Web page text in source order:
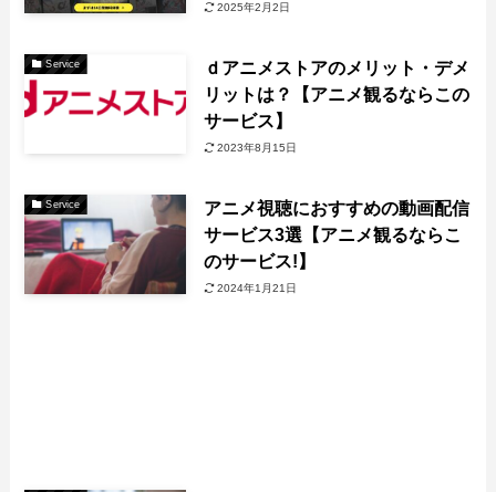
2025年2月2日
Service
ｄアニメストアのメリット・デメ
リットは？【アニメ観るならこの
サービス】
2023年8月15日
Service
アニメ視聴におすすめの動画配信
サービス3選【アニメ観るならこ
のサービス!】
2024年1月21日